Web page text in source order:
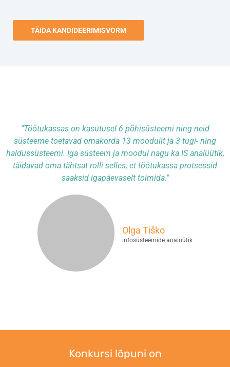
TÄIDA KANDIDEERIMISVORM
"Töötukassas on kasutusel 6 põhisüsteemi ning neid
süsteeme toetavad omakorda 13 moodulit ja 3 tugi- ning
haldussüsteemi. Iga süsteem ja moodul nagu ka IS analüütik,
täidavad oma tähtsat rolli selles, et töötukassa protsessid
saaksid igapäevaselt toimida."
Olga Tiško
infosüsteemide analüütik
Konkursi lõpuni on